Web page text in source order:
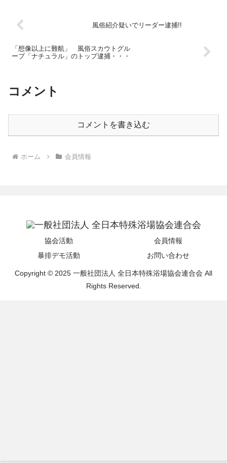
風俗紹介疑いでリーダー逮捕!!
「想像以上に難航」 風俗スカウトグル
ープ「ナチュラル」のトップ逮捕・・・
コメント
コメントを書き込む
ホーム 会員情報
協会活動
会員情報
暴排デモ活動
お問い合わせ
Copyright © 2025 一般社団法人 全日本特殊浴場協会連合会 All
Rights Reserved.